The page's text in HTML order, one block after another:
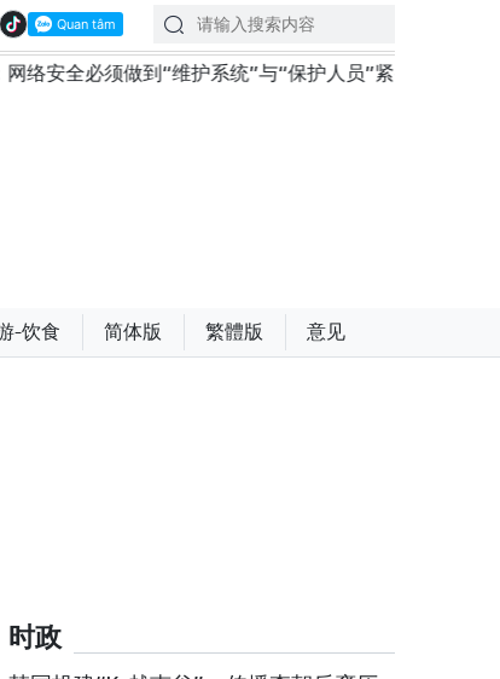
到“维护系统”与“保护人员”紧密结合 越南政府总理
-饮食 简体版 繁體版 意见
时政